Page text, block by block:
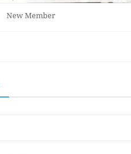
New Member